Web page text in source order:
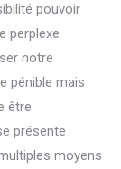
pouvoir
perplexe
notre
pénible mais
être
présente
moyens